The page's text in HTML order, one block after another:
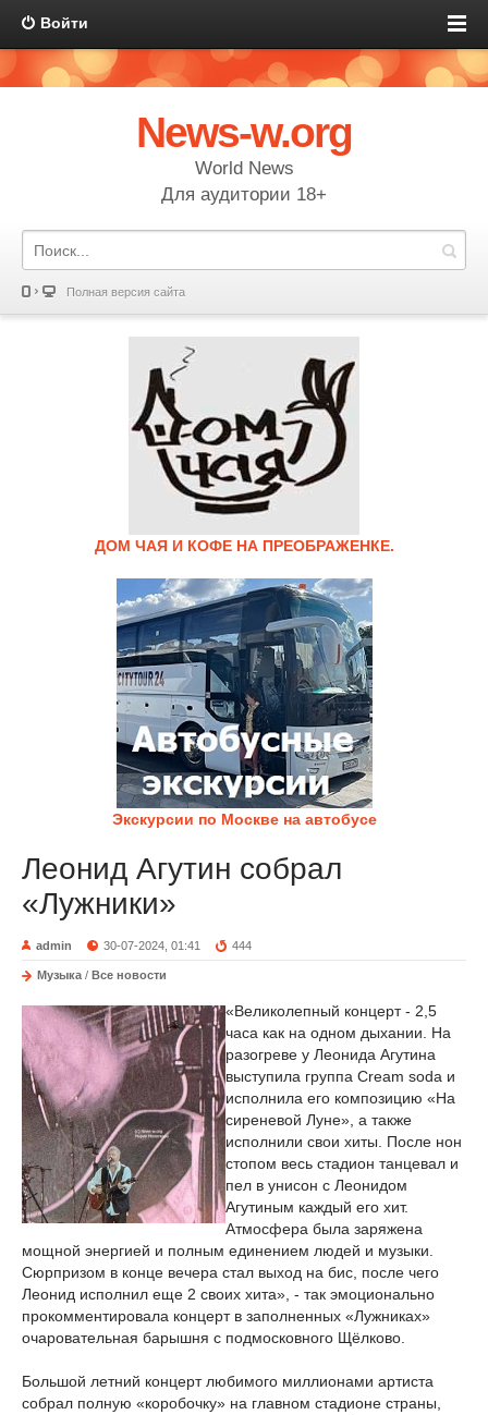
Войти
News-w.org
World News
Для аудитории 18+
Полная версия сайта
ДОМ ЧАЯ И КОФЕ НА ПРЕОБРАЖЕНКЕ.
Экскурсии по Москве на автобусе
Леонид Агутин собрал
«Лужники»
admin 30-07-2024, 01:41 444
Музыка / Все новости
«Великолепный концерт - 2,5
часа как на одном дыхании. На
разогреве у Леонида Агутина
выступила группа Cream soda и
исполнила его композицию «На
сиреневой Луне», а также
исполнили свои хиты. После нон
стопом весь стадион танцевал и
пел в унисон с Леонидом
Агутиным каждый его хит.
Атмосфера была заряжена
мощной энергией и полным единением людей и музыки.
Сюрпризом в конце вечера стал выход на бис, после чего
Леонид исполнил еще 2 своих хита», - так эмоционально
прокомментировала концерт в заполненных «Лужниках»
очаровательная барышня с подмосковного Щёлково.
Большой летний концерт любимого миллионами артиста
собрал полную «коробочку» на главном стадионе страны,